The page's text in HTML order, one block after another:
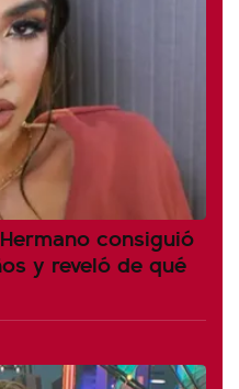
consiguió
y reveló de qué